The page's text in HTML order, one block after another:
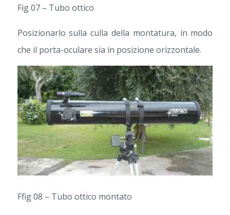
Fig 07 – Tubo ottico
Posizionarlo sulla culla della montatura, in modo
che il porta-oculare sia in posizione orizzontale.
Ffig 08 – Tubo ottico montato